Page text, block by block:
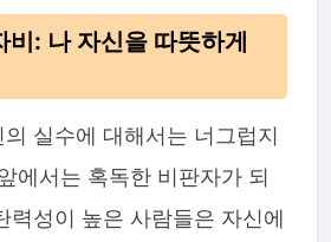
: 나 자신을 따뜻하게
실수에 대해서는 너그럽지
에서는 혹독한 비판자가 되
력성이 높은 사람들은 자신에